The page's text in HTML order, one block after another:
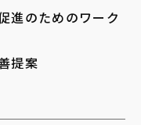
進のためのワーク
提案